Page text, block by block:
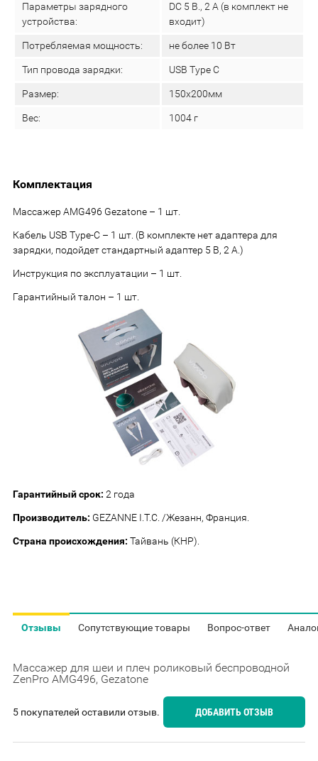
Параметры зарядного
устройства:
DC 5 В., 2 А (в комплект не
входит)
Потребляемая мощность: не более 10 Вт
Тип провода зарядки: USB Туре С
Размер: 150х200мм
Вес: 1004 г
Комплектация
Массажер AMG496 Gezatone – 1 шт.
Кабель USB Type-C – 1 шт. (В комплекте нет адаптера для
зарядки, подойдет стандартный адаптер 5 В, 2 А.)
Инструкция по эксплуатации – 1 шт.
Гарантийный талон – 1 шт.
Гарантийный срок: 2 года
Производитель: GEZANNE I.T.C. /Жезанн, Франция.
Страна происхождения: Тайвань (КНР).
Отзывы Сопутствующие товары Вопрос-ответ
Массажер для шеи и плеч роликовый беспроводной
ZenPro AMG496, Gezatone
5 покупателей оставили отзыв. ДОБАВИТЬ ОТЗЫВ